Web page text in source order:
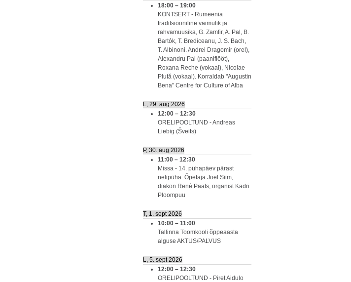
18:00 – 19:00
KONTSERT - Rumeenia
traditsiooniline vaimulik ja
rahvamuusika, G. Zamfir, A. Pal, B.
Bartók, T. Brediceanu, J. S. Bach,
T. Albinoni. Andrei Dragomir (orel),
Alexandru Pal (paaniflööt),
Roxana Reche (vokaal), Nicolae
Plută (vokaal). Korraldab "Augustin
Bena" Centre for Culture of Alba
L, 29. aug 2026
12:00 – 12:30
ORELIPOOLTUND - Andreas
Liebig (Šveits)
P, 30. aug 2026
11:00 – 12:30
Missa - 14. pühapäev pärast
nelipüha. Õpetaja Joel Siim,
diakon Renè Paats, organist Kadri
Ploompuu
T, 1. sept 2026
10:00 – 11:00
Tallinna Toomkooli õppeaasta
alguse AKTUS/PALVUS
L, 5. sept 2026
12:00 – 12:30
ORELIPOOLTUND - Piret Aidulo